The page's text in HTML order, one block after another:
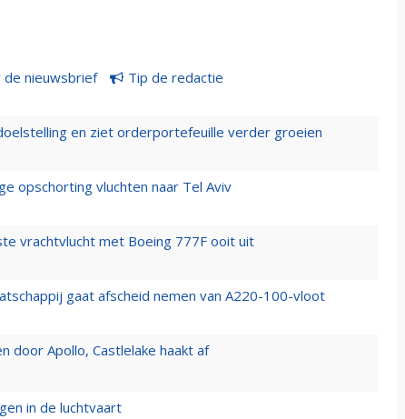
de nieuwsbrief Tip de redactie
en ziet orderportefeuille verder groeien
opschorting vluchten naar Tel Aviv
vrachtvlucht met Boeing 777F ooit uit
gaat afscheid nemen van A220-100-vloot
door Apollo, Castlelake haakt af
in de luchtvaart